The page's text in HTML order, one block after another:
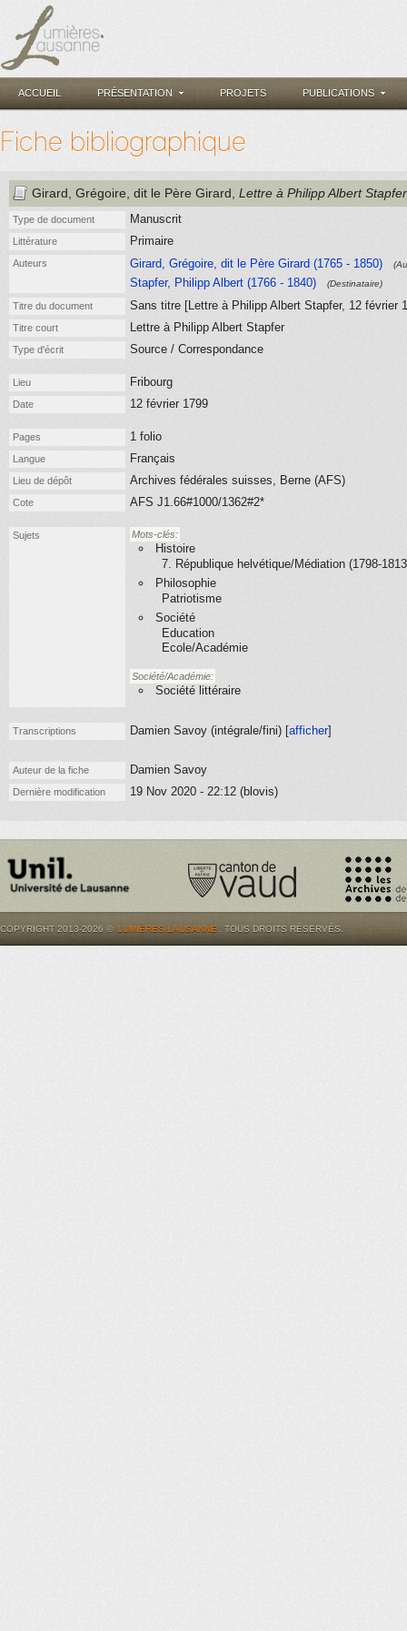
ACCUEIL PRÉSENTATION PROJETS PUBLICATIONS
Fiche bibliographique
Girard, Grégoire, dit le Père Girard Lettre à Philipp Albert Stapfer
Type de document Manuscrit
Littérature Primaire
Auteurs Girard, Grégoire, dit le Père Girard (1765 - 1850)
Stapfer, Philipp Albert (1766 - 1840) (Destinataire)
Titre du document Sans titre [Lettre à Philipp Albert Stapfer, 12 février
Titre court Lettre à Philipp Albert Stapfer
Type d'écrit Source / Correspondance
Lieu Fribourg
Date 12 février 1799
Pages 1 folio
Langue Français
Lieu de dépôt Archives fédérales suisses, Berne (AFS)
Cote AFS J1.66#1000/1362#2*
Sujets Mots-clés:
Histoire
7. République helvétique/Médiation (1798-
Philosophie
Patriotisme
Société
Education
Ecole/Académie
Société/Académie:
Société littéraire
Transcriptions Damien Savoy (intégrale/fini) [afficher]
Auteur de la fiche Damien Savoy
Dernière modification 19 Nov 2020 - 22:12 (blovis)
COPYRIGHT 2013-2026 © LUMIÈRES.LAUSANNE . TOUS DROITS RÉSERVÉS.